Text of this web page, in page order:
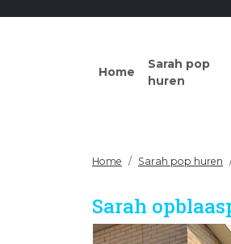
Home
Sarah pop
huren
Home Sarah pop huren
Sarah